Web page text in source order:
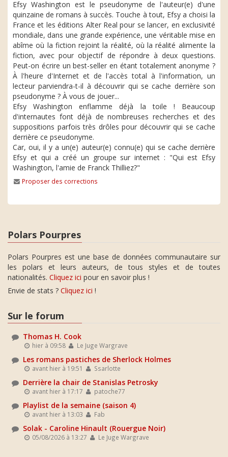
Efsy Washington est le pseudonyme de l'auteur(e) d'une
quinzaine de romans à succès. Touche à tout, Efsy a choisi la
France et les éditions Alter Real pour se lancer, en exclusivité
mondiale, dans une grande expérience, une véritable mise en
abîme où la fiction rejoint la réalité, où la réalité alimente la
fiction, avec pour objectif de répondre à deux questions.
Peut-on écrire un best-seller en étant totalement anonyme ?
À l'heure d'Internet et de l'accès total à l'information, un
lecteur parviendra-t-il à découvrir qui se cache derrière son
pseudonyme ? À vous de jouer...
Efsy Washington enflamme déjà la toile ! Beaucoup
d'internautes font déjà de nombreuses recherches et des
suppositions parfois très drôles pour découvrir qui se cache
derrière ce pseudonyme.
Car, oui, il y a un(e) auteur(e) connu(e) qui se cache derrière
Efsy et qui a créé un groupe sur internet : "Qui est Efsy
Washington, l'amie de Franck Thilliez?"
Proposer des corrections
Polars Pourpres
Polars Pourpres est une base de données communautaire sur
les polars et leurs auteurs, de tous styles et de toutes
nationalités. Cliquez ici pour en savoir plus !
Envie de stats ? Cliquez ici !
Sur le forum
Thomas H. Cook
hier à 09:58 Le Juge Wargrave
Les romans pastiches de Sherlock Holmes
avant hier à 19:51 Ssarlotte
Derrière la chair de Stanislas Petrosky
avant hier à 17:17 patoche77
Playlist de la semaine (saison 4)
avant hier à 13:03 Fab
Solak - Caroline Hinault (Rouergue Noir)
05/08/2026 à 13:27 Le Juge Wargrave